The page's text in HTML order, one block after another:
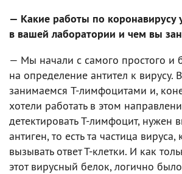
— Какие работы по
в вашей лаборатории и чем вы
— Мы начали с самого простого и
на определение антител к
занимаемся T-лимфоцитами и,
хотели работать в этом
детектировать T-лимфоцит, нужен
антиген, то есть та частица вируса,
вызывать ответ Т-клетки. И как
этот вирусный белок, логично было